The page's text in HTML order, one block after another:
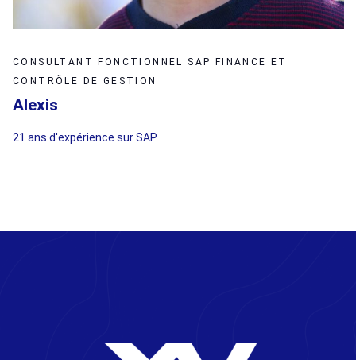
CONSULTANT FONCTIONNEL SAP FINANCE ET
CONTRÔLE DE GESTION
Alexis
21 ans d'expérience sur SAP